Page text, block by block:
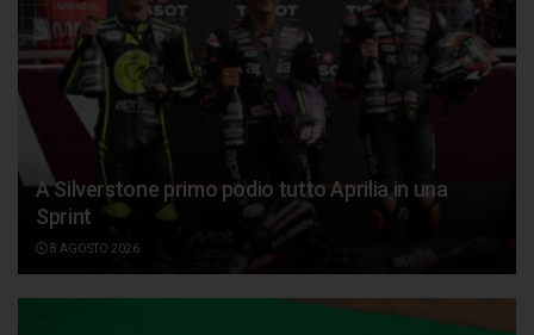
A Silverstone primo podio tutto Aprilia in una
Sprint
8 AGOSTO 2026